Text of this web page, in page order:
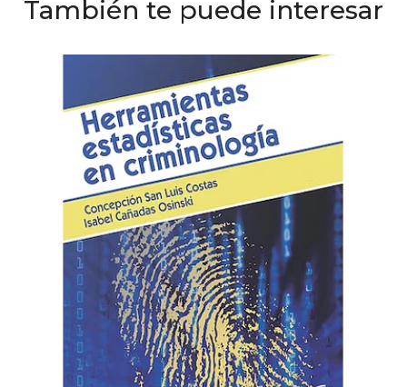
También te puede interesar